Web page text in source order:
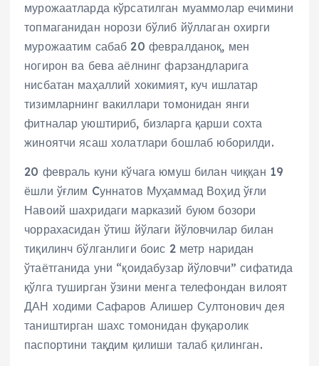
мурожаатларда кўрсатилган муаммолар ечимини
топмаганидан норози бўлиб йўллаган охирги
мурожаатим сабаб 20 февралданоқ, мен
ногирон ва бева аёлнинг фарзандларига
нисбатан маҳаллий хокимият, куч ишлатар
тизимларнинг вакиллари томонидан янги
фитналар уюштириб, бизларга қарши сохта
жиноятчи ясаш холатлари бошлаб юборилди.
20 февраль куни кўчага юмуш билан чиққан 19
ёшли ўғлим Cуннатов Муҳаммад Воҳид ўғли
Навоий шахридаги марказий буюм бозори
чоррахасидан ўтиш йўлаги йўловчилар билан
тиқилинч бўлганлиги боис 2 метр наридан
ўтаётганида уни “қоидабузар йўловчи” сифатида
қўлга туширган ўзини менга телефондан вилоят
ДАН ходими Сафаров Алишер Султонович дея
таништирган шахс томонидан фуқаролик
паспортини тақдим қилиши талаб қилинган.